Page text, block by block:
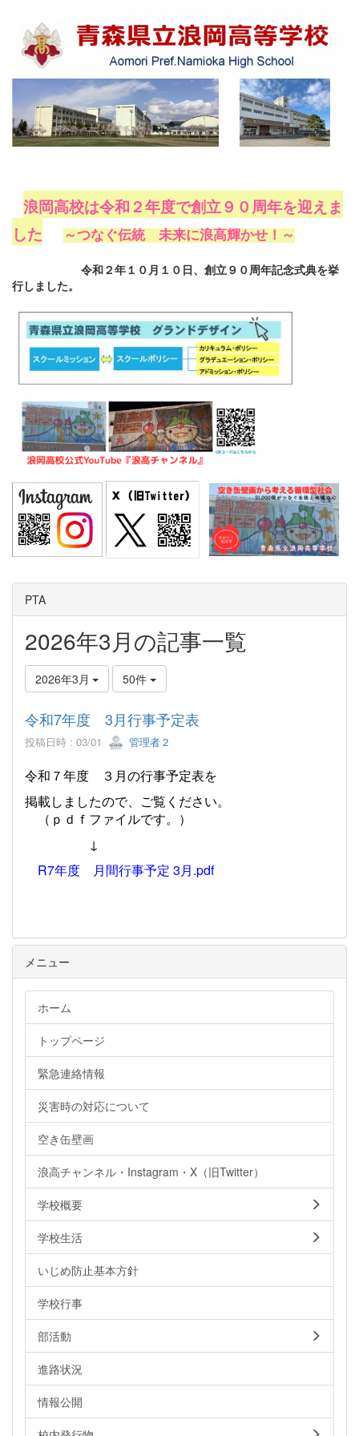
浪岡高校は令和２年度で創立９０周年を迎えま
した
～つなぐ伝統 未来に浪高輝かせ！～
令和２年１０月１０日、創立９０周年記念式典を挙
行しました。
PTA
2026年3月の記事一覧
2026年3月 50件
令和7年度 3月行事予定表
投稿日時 : 03/01 管理者２
令和７年度 ３月の行事予定表を
掲載しましたので、ご覧ください。
（ｐｄｆファイルです。）
↓
R7年度 月間行事予定 3月.pdf
メニュー
ホーム
トップページ
緊急連絡情報
災害時の対応について
空き缶壁画
浪高チャンネル・Instagram・X（旧Twitter）
学校概要
学校生活
いじめ防止基本方針
学校行事
部活動
進路状況
情報公開